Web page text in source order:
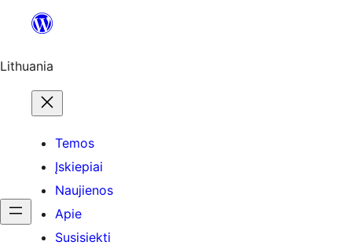
turinio
Lithuania
Temos
Įskiepiai
Naujienos
Apie
Susisiekti